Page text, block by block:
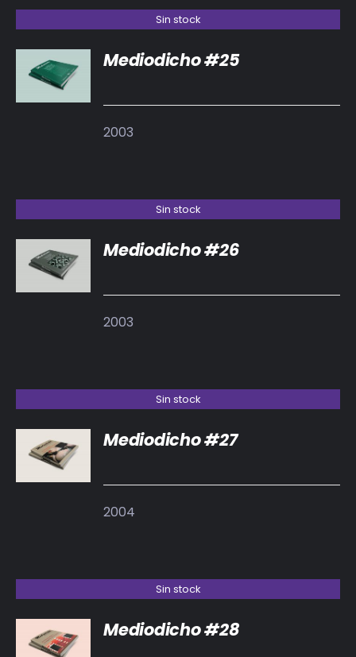
Sin stock
DETALLES
Mediodicho #25
2003
Sin stock
DETALLES
Mediodicho #26
2003
Sin stock
DETALLES
Mediodicho #27
2004
Sin stock
DETALLES
Mediodicho #28